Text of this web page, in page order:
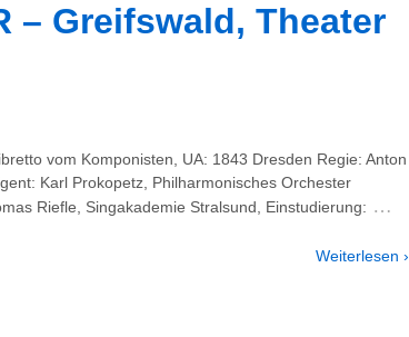
– Greifswald, Theater
vom Komponisten, UA: 1843 Dresden Regie: Anton
Karl Prokopetz, Philharmonisches Orchester
Riefle, Singakademie Stralsund, Einstudierung: …
Weiterlesen ›